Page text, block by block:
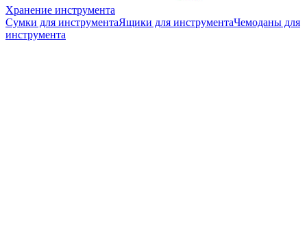
Хранение инструмента
Сумки для инструментаЯщики для инструментаЧемоданы для
инструмента